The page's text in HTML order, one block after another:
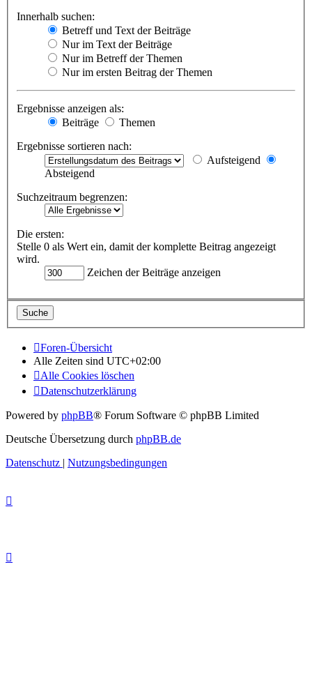
Innerhalb suchen:
Betreff und Text der Beiträge
Nur im Text der Beiträge
Nur im Betreff der Themen
Nur im ersten Beitrag der Themen
Ergebnisse anzeigen als:
Beiträge
Themen
Ergebnisse sortieren nach:
Aufsteigend
Absteigend
Suchzeitraum begrenzen:
Die ersten:
Stelle 0 als Wert ein, damit der komplette Beitrag angezeigt
wird.
Zeichen der Beiträge anzeigen
Foren-Übersicht
Alle Zeiten sind UTC+02:00
Alle Cookies löschen
Datenschutzerklärung
Powered by phpBB® Forum Software © phpBB Limited
Deutsche Übersetzung durch phpBB.de
Datenschutz | Nutzungsbedingungen